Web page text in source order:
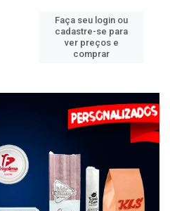
Faça seu login ou
cadastre-se para
ver preços e
comprar